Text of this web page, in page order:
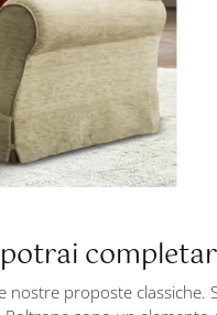
nostre proposte classiche.